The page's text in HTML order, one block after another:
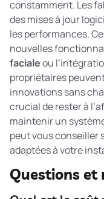
constamment. Les
des mises à jour
les performances.
nouvelles
facialeou
propriétaires
innovations sans
crucial de rester à
maintenir un
peut vous conseiller
adaptées à votre
Questions et